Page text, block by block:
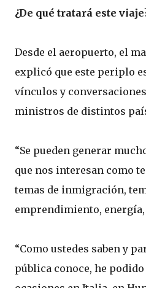
¿De qué tratará este
Desde el aeropuerto, el
explicó que este periplo
vínculos y
ministros de distintos
“Se pueden generar
que nos interesan como
temas de inmigración,
emprendimiento,
“Como ustedes saben y
pública conoce, he